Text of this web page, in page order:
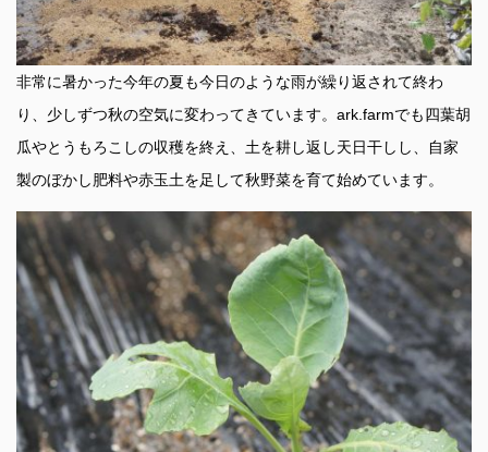
非常に暑かった今年の夏も今日のような雨が繰り返されて終わ
り、少しずつ秋の空気に変わってきています。ark.farmでも四葉胡
瓜やとうもろこしの収穫を終え、土を耕し返し天日干しし、自家
製のぼかし肥料や赤玉土を足して秋野菜を育て始めています。